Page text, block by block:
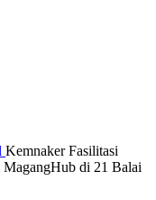
Kemnaker Fasilitasi
di 21 Balai